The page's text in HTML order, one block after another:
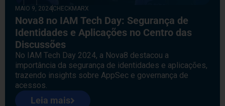
MAIO 9, 2024CHECKMARX
Nova8 no IAM Tech Day: Segurança de
Identidades e Aplicações no Centro das
Discussões
No IAM Tech Day 2024, a Nova8 destacou a
importância da segurança de identidades e aplicações,
trazendo insights sobre AppSec e governança de
acessos.
Leia mais